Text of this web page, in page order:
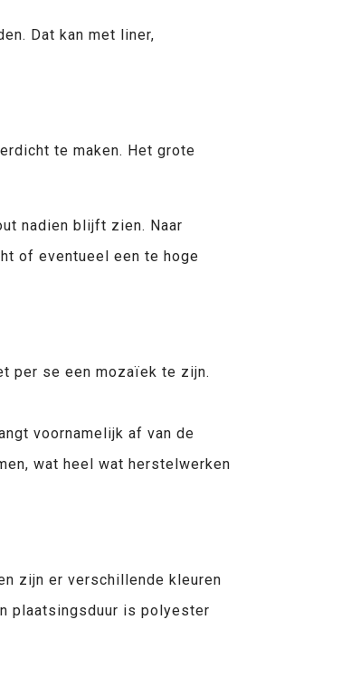
Dat kan met liner,
te maken. Het grote
nadien blijft zien. Naar
of eventueel een te hoge
per se een mozaïek te zijn.
voornamelijk af van de
wat heel wat herstelwerken
zijn er verschillende kleuren
plaatsingsduur is polyester